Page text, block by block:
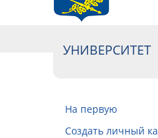
УНИВЕРСИТЕТ
На первую
Cоздать личный